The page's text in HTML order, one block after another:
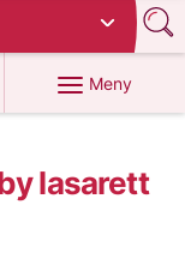
Meny
lasarett